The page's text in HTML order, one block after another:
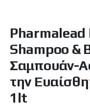
στην
της
συλλογής
εικόνων
Pharmalead
Shampoo &
Σαμπουάν-
την
1lt